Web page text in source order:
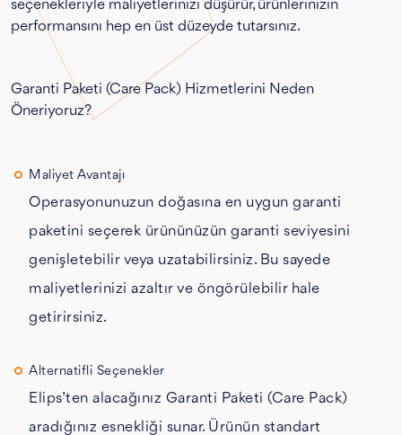
seçenekleriyle maliyetlerinizi düşürür, ürünlerinizin
performansını hep en üst düzeyde tutarsınız.
Garanti Paketi (Care Pack) Hizmetlerini Neden
Öneriyoruz?
Maliyet Avantajı
Operasyonunuzun doğasına en uygun garanti
paketini seçerek ürününüzün garanti seviyesini
genişletebilir veya uzatabilirsiniz. Bu sayede
maliyetlerinizi azaltır ve öngörülebilir hale
getirirsiniz.
Alternatifli Seçenekler
Elips’ten alacağınız Garanti Paketi (Care Pack)
aradığınız esnekliği sunar. Ürünün standart